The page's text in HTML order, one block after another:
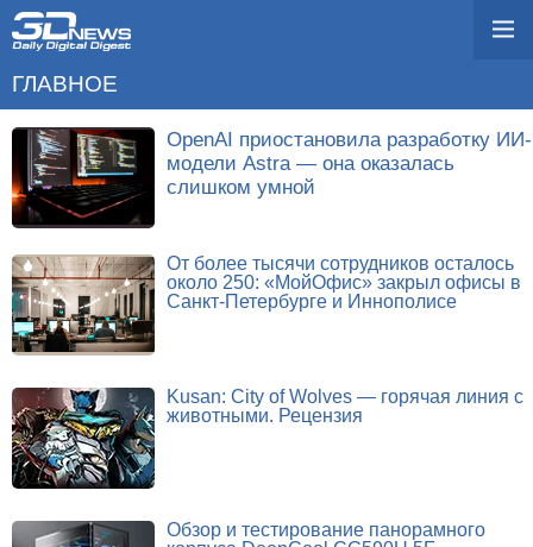
ГЛАВНОЕ
OpenAI приостановила разработку ИИ-
модели Astra — она оказалась
слишком умной
От более тысячи сотрудников осталось
около 250: «МойОфис» закрыл офисы в
Санкт-Петербурге и Иннополисе
Kusan: City of Wolves — горячая линия с
животными. Рецензия
Обзор и тестирование панорамного